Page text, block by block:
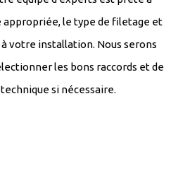
appropriée, le type de filetage et
votre installation. Nous serons
les bons raccords et de
si nécessaire.